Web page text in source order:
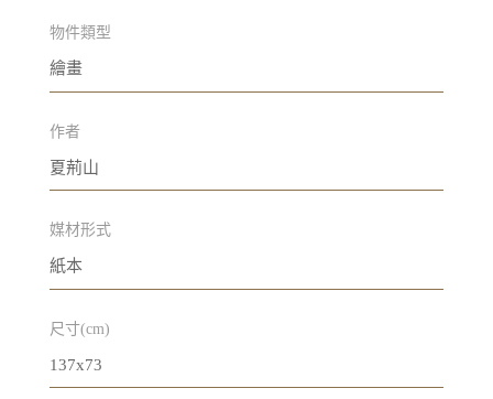
物件類型
繪畫
作者
夏荊山
媒材形式
紙本
尺寸(cm)
137x73